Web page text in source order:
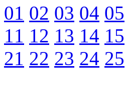
01 02 03 04 05
11 12 13 14 15
21 22 23 24 25